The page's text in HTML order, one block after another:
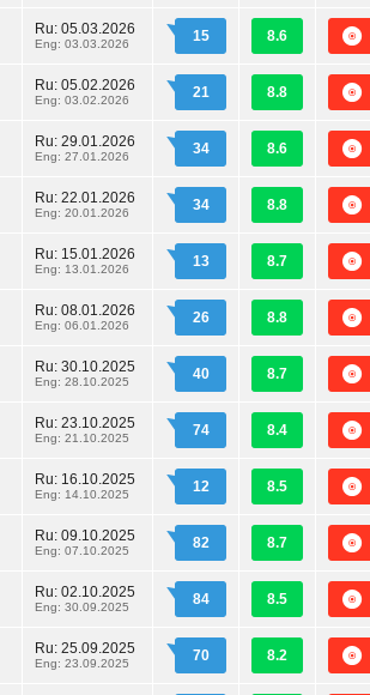
Ru: 05.03.2026
Eng: 03.03.2026 15 8.6
Ru: 05.02.2026
Eng: 03.02.2026 21 8.8
Ru: 29.01.2026
Eng: 27.01.2026 34 8.6
Ru: 22.01.2026
Eng: 20.01.2026 34 8.8
Ru: 15.01.2026
Eng: 13.01.2026 13 8.7
Ru: 08.01.2026
Eng: 06.01.2026 26 8.8
Ru: 30.10.2025
Eng: 28.10.2025 40 8.7
Ru: 23.10.2025
Eng: 21.10.2025 74 8.4
Ru: 16.10.2025
Eng: 14.10.2025 12 8.5
Ru: 09.10.2025
Eng: 07.10.2025 82 8.7
Ru: 02.10.2025
Eng: 30.09.2025 84 8.5
Ru: 25.09.2025
Eng: 23.09.2025 70 8.2